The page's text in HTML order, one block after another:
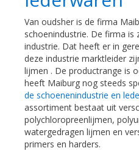
Van oudsher is de firma
schoenindustrie. De firma is
industrie. Dat heeft er in
deze industrie marktleider
lijmen . De productrange is
heeft Maiburg nog steeds
de schoenenindustrie en
assortiment bestaat uit
polychloropreenlijmen,
watergedragen lijmen en
primers en harders.